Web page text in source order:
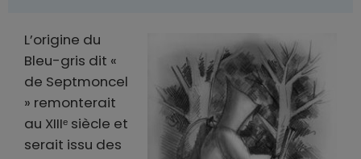
L’origine du
Bleu-gris dit «
de Septmoncel
» remonterait
au XIIIᵉ siècle et
serait issu des